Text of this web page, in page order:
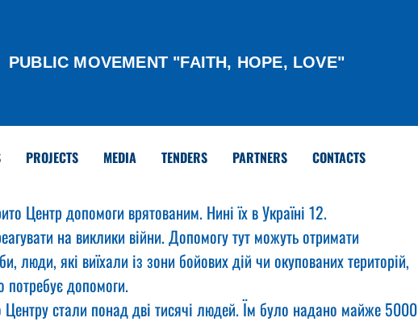
PUBLIC MOVEMENT "FAITH, HOPE, LOVE"
PROJECTS MEDIA TENDERS PARTNERS CONTACTS
Центр допомоги врятованим. Нині їх в Україні 12.
на виклики війни. Допомогу тут можуть отримати
люди, які виїхали із зони бойових дій чи окупованих територій,
потребує допомоги.
Центру стали понад дві тисячі людей. Їм було надано майже 5000